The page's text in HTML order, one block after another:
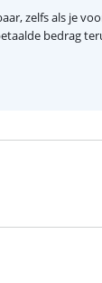
zelfs als je
bedrag